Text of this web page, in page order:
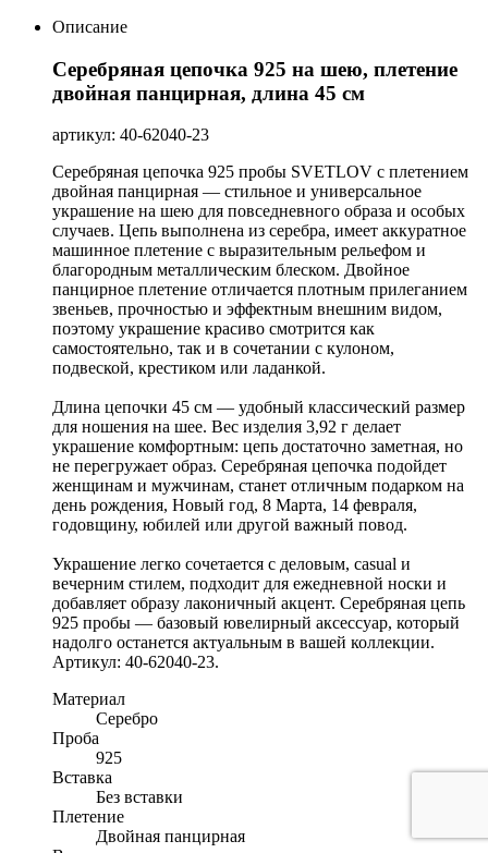
Описание
Серебряная цепочка 925 на шею, плетение
двойная панцирная, длина 45 см
артикул: 40-62040-23
Серебряная цепочка 925 пробы SVETLOV с плетением
двойная панцирная — стильное и универсальное
украшение на шею для повседневного образа и особых
случаев. Цепь выполнена из серебра, имеет аккуратное
машинное плетение с выразительным рельефом и
благородным металлическим блеском. Двойное
панцирное плетение отличается плотным прилеганием
звеньев, прочностью и эффектным внешним видом,
поэтому украшение красиво смотрится как
самостоятельно, так и в сочетании с кулоном,
подвеской, крестиком или ладанкой.
Длина цепочки 45 см — удобный классический размер
для ношения на шее. Вес изделия 3,92 г делает
украшение комфортным: цепь достаточно заметная, но
не перегружает образ. Серебряная цепочка подойдет
женщинам и мужчинам, станет отличным подарком на
день рождения, Новый год, 8 Марта, 14 февраля,
годовщину, юбилей или другой важный повод.
Украшение легко сочетается с деловым, casual и
вечерним стилем, подходит для ежедневной носки и
добавляет образу лаконичный акцент. Серебряная цепь
925 пробы — базовый ювелирный аксессуар, который
надолго останется актуальным в вашей коллекции.
Артикул: 40-62040-23.
Материал
Серебро
Проба
925
Вставка
Без вставки
Плетение
Двойная панцирная